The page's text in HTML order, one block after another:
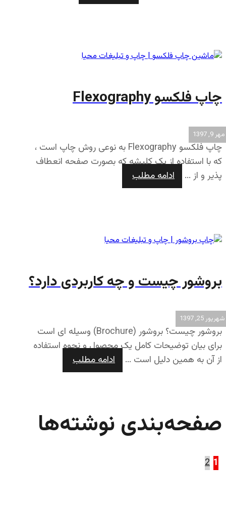
چاپ فلکسو Flexography
مهر 9, 1397
چاپ فلکسو Flexography به نوعی روش چاپ است ،
که با استفاده از یک کلیشه که بصورت صفحه انعطاف
پذیر و از ...
ادامه مطلب
بروشور چیست و چه کاربردی دارد؟
شهریور 25, 1397
بروشور چیست؟ بروشور (Brochure) وسیله ای است
برای بیان توضیحات کامل یک محصول و نحوه استفاده
از آن به همین دلیل است ...
ادامه مطلب
صفحه‌بندی نوشته‌ها
1
2